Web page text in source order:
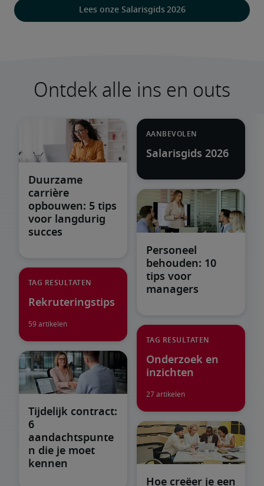
Lees onze Salarisgids 2026